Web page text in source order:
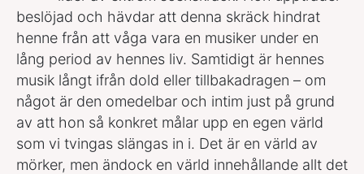
beslöjad och hävdar att denna skräck hindrat
henne från att våga vara en musiker under en
lång period av hennes liv. Samtidigt är hennes
musik långt ifrån dold eller tillbakadragen – om
något är den omedelbar och intim just på grund
av att hon så konkret målar upp en egen värld
som vi tvingas slängas in i. Det är en värld av
mörker, men ändock en värld innehållande allt det